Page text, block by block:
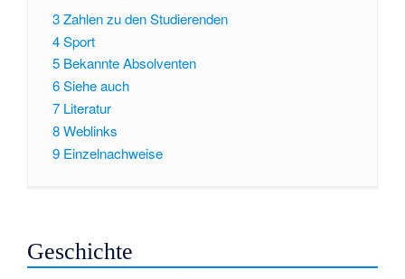
3Zahlen zu den Studierenden
4Sport
5 Bekannte Absolventen
6Siehe auch
7 Literatur
8Weblinks
9 Einzelnachweise
Geschichte